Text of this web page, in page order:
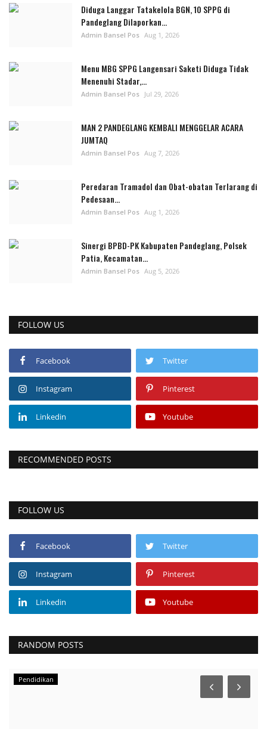
Diduga Langgar Tatakelola BGN, 10 SPPG di
Pandeglang Dilaporkan...
Admin Bansel Pos Aug 1, 2026
Menu MBG SPPG Langensari Saketi Diduga Tidak
Menenuhi Stadar,...
Admin Bansel Pos Jul 29, 2026
MAN 2 PANDEGLANG KEMBALI MENGGELAR ACARA
JUMTAQ
Admin Bansel Pos Aug 7, 2026
Peredaran Tramadol dan Obat-obatan Terlarang di
Pedesaan...
Admin Bansel Pos Aug 1, 2026
Sinergi BPBD-PK Kabupaten Pandeglang, Polsek
Patia, Kecamatan...
Admin Bansel Pos Aug 5, 2026
FOLLOW US
Facebook Twitter
Instagram Pinterest
Linkedin Youtube
RECOMMENDED POSTS
FOLLOW US
Facebook Twitter
Instagram Pinterest
Linkedin Youtube
RANDOM POSTS
Pendidikan